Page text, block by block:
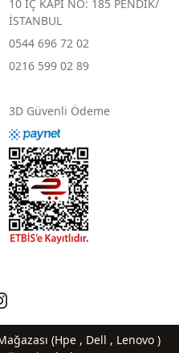
10 İÇ KAPI NO: 185 PENDİK/
İSTANBUL
0544 696 72 02
0216 599 02 89
3D Güvenli Ödeme
(Hpe , Dell , Lenovo )